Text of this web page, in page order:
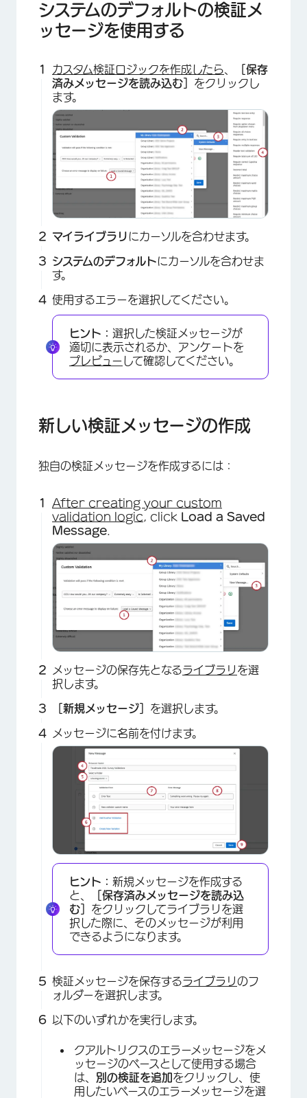
システムのデフォルトの検証メ
ッセージを使用する
カスタム検証ロジックを作成したら
［保存
済みメッセージを読み込む］ をクリックし
ます。
マイライブラリにカーソルを合わせます。
システムのデフォルトにカーソルを合わせま
す。
使用するエラーを選択してください。
ヒント： 選択した検証メッセージが
適切に表示されるか、アンケートを
プレビューして確認してください。
新しい検証メッセージの作成
独自の検証メッセージを作成するには：
After creating your custom
validation logic , click
Load a Saved
Message
メッセージの保存先となるライブラリ を選
択します。
［新規メッセージ］ を選択します。
メッセージに名前を付けます。
ヒント： 新規メッセージを作成する
と、
［保存済みメッセージを読み込
む］ をクリックしてライブラリを選
択した際に、そのメッセージが利用
できるようになります。
検証メッセージを保存するライブラリのフ
ォルダーを選択します。
以下のいずれかを実行します。
クアルトリクスのエラーメッセージをメ
ッセージのベースとして使用する場合
は、 別の検証を追加をクリックし、使
用したいベースのエラーメッセージを選